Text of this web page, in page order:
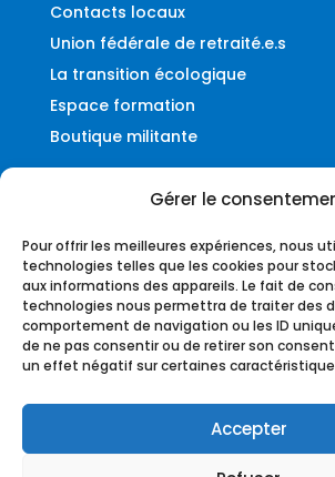
Gérer le
Pour offrir les meilleures expériences, nous
technologies telles que les cookies pour
aux informations des appareils. Le fait de
technologies nous permettra de traiter des
comportement de navigation ou les ID
de ne pas consentir ou de retirer son
un effet négatif sur certaines
Accepter
Contacts locaux
Union fédérale de retraité.e.s
La transition écologique
Espace formation
Boutique militante
Contact
Fédération UNSA-Ferroviaire
56, rue du Faubourg Montmartre
75009 – Paris
federation@unsa-ferroviaire.org